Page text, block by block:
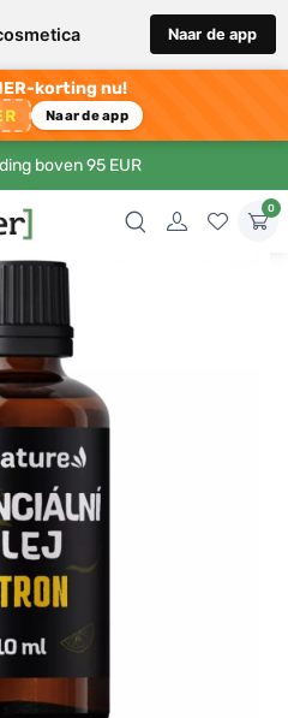
Naar de app
korting nu!
Naar de app
boven 95 EUR
0